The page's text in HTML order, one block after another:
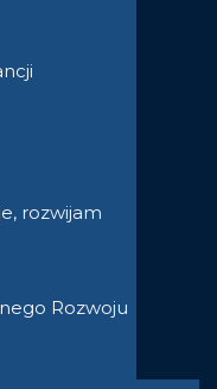
rozwijam
Rozwoju